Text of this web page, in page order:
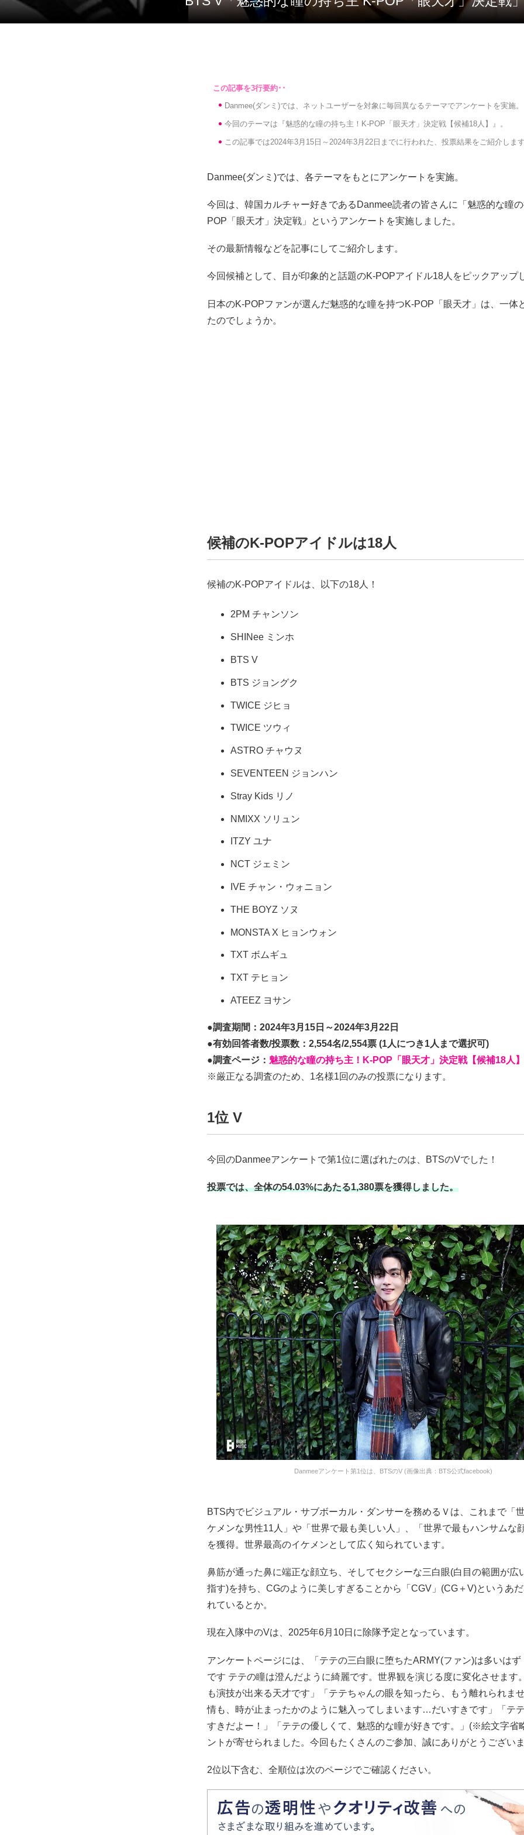
Danmee(ダンミ)では、ネットユーザーを対象に毎回異なるテーマでアンケートを実施。
今回のテーマは『魅惑的な瞳の持ち主！K-POP「眼天才」決定戦【候補18人】』。
この記事では2024年3月15日～2024年3月22日までに行われた、投票結果をご紹介しま
Danmee(ダンミ)では、各テーマをもとにアンケートを実施。
今回は、韓国カルチャー好きであるDanmee読者の皆さんに「魅惑的な瞳
POP「眼天才」決定戦」というアンケートを実施しました。
その最新情報などを記事にしてご紹介します。
今回候補として、目が印象的と話題のK-POPアイドル18人をピックアップ
日本のK-POPファンが選んだ魅惑的な瞳を持つK-POP「眼天才」は、一体
たのでしょうか。
候補のK-POPアイドルは18人
候補のK-POPアイドルは、以下の18人！
2PM チャンソン
SHINee ミンホ
BTS V
BTS ジョングク
TWICE ジヒョ
TWICE ツウィ
ASTRO チャウヌ
SEVENTEEN ジョンハン
Stray Kids リノ
NMIXX ソリュン
ITZY ユナ
NCT ジェミン
IVE チャン・ウォニョン
THE BOYZ ソヌ
MONSTA X ヒョンウォン
TXT ボムギュ
TXT テヒョン
ATEEZ ヨサン
●調査期間：2024年3月15日～2024年3月22日
●有効回答者数/投票数：2,554名/2,554票 (1人につき1人まで選択可)
●調査ページ： 魅惑的な瞳の持ち主！K-POP「眼天才」決定戦【候補18人
※厳正なる調査のため、1名様1回のみの投票になります。
1位 V
今回のDanmeeアンケートで第1位に選ばれたのは、BTSのVでした！
投票では、全体の54.03%にあたる1,380票を獲得しました。
Danmeeアンケート第1位は、BTSのV (画像出典：BTS公式facebook)
BTS内でビジュアル・サブボーカル・ダンサーを務めるＶは、これまで「
ケメンな男性11人」や「世界で最も美しい人」、「世界で最もハンサムな
を獲得。世界最高のイケメンとして広く知られています。
鼻筋が通った鼻に端正な顔立ち、そしてセクシーな三白眼(白目の範囲が広
指す)を持ち、CGのように美しすぎることから「CGV」(CG＋V)というあ
れているとか。
現在入隊中のVは、2025年6月10日に除隊予定となっています。
アンケートページには、「テテの三白眼に堕ちたARMY(ファン)は多いは
です テテの瞳は澄んだように綺麗です。世界観を演じる度に変化させます
も演技が出来る天才です」「テテちゃんの眼を知ったら、もう離れられま
情も、時が止まったかのように魅入ってしまいます…だいすきです」「テ
すきだよー！」「テテの優しくて、魅惑的な瞳が好きです。」(※絵文字省
ントが寄せられました。今回もたくさんのご参加、誠にありがとうござい
2位以下含む、全順位は次のページでご確認ください。